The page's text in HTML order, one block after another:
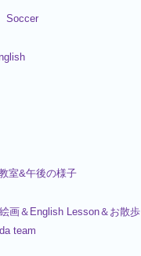
室&午後の様子
画＆English Lesson＆お散歩
team